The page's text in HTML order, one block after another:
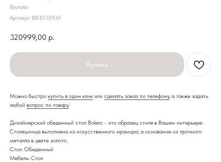
Brunsta
Артикул: BR.01.109.61
320999,00 р.
Купить
Можно быстро купить в один клик или сделать заказ по телефону, а также задать
любой вопрос по товару.
Дизайнерский обеденный стол Bolero - это образец стиля в Вашем интерьере.
Столешница выполнена из искусственного мрамора, а основание из прочного
металла в цвете золото.
Стол: Обеденный
Мебель: Стол